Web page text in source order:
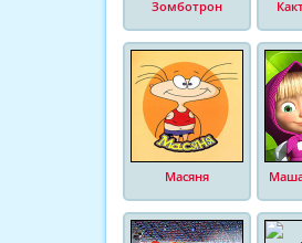
Зомботрон
Масяня